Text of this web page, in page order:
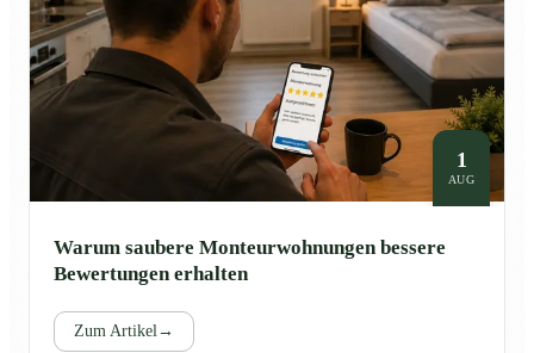
1
AUG
Warum saubere Monteurwohnungen bessere
Bewertungen erhalten
Zum Artikel →